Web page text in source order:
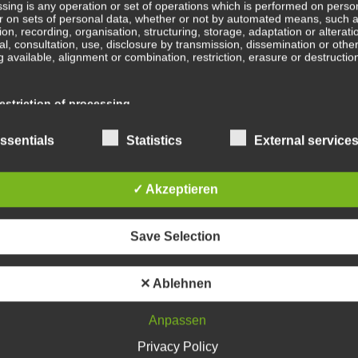
is any operation or set of operations which is performed on
on sets of personal data, whether or not by automated means, such
recording, organisation, structuring, storage, adaptation or
consultation, use, disclosure by transmission, dissemination or
available, alignment or combination, restriction, erasure or
of processing
of processing is the marking of stored personal data with the aim
their processing in the future.
means any form of automated processing of personal data consisting
of personal data to evaluate certain personal aspects relating to a
in particular to analyse or predict aspects concerning that natural
at work, economic situation, health, personal preferences,
behaviour, location or movements.
Statistics External services
✓ Akzeptieren
Save Selection
✕ Ablehnen
Anpassen
Privacy Policy